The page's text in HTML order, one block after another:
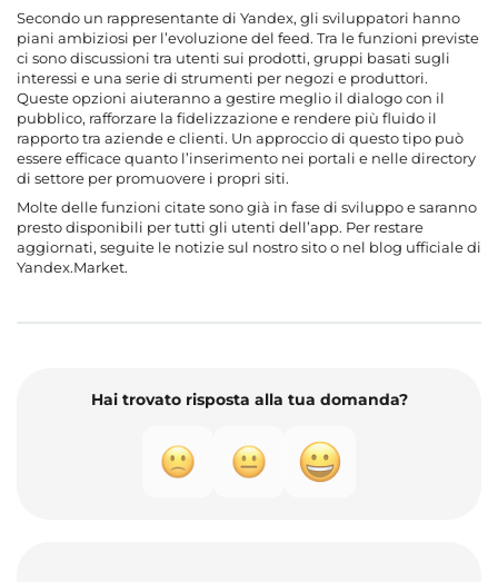
Secondo un rappresentante di Yandex, gli sviluppatori hanno
piani ambiziosi per l’evoluzione del feed. Tra le funzioni previste
ci sono discussioni tra utenti sui prodotti, gruppi basati sugli
interessi e una serie di strumenti per negozi e produttori.
Queste opzioni aiuteranno a gestire meglio il dialogo con il
pubblico, rafforzare la fidelizzazione e rendere più fluido il
rapporto tra aziende e clienti. Un approccio di questo tipo può
essere efficace quanto l’inserimento nei portali e nelle directory
di settore per promuovere i propri siti.
Molte delle funzioni citate sono già in fase di sviluppo e saranno
presto disponibili per tutti gli utenti dell’app. Per restare
aggiornati, seguite le notizie sul nostro sito o nel blog ufficiale di
Yandex.Market.
Hai trovato risposta alla tua domanda?